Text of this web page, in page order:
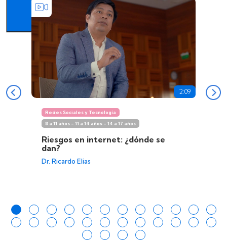
2:09
Redes Sociales y Tecnología
8 a 11 años - 11 a 14 años - 14 a 17 años
Riesgos en internet: ¿dónde se
dan?
Dr. Ricardo Elias